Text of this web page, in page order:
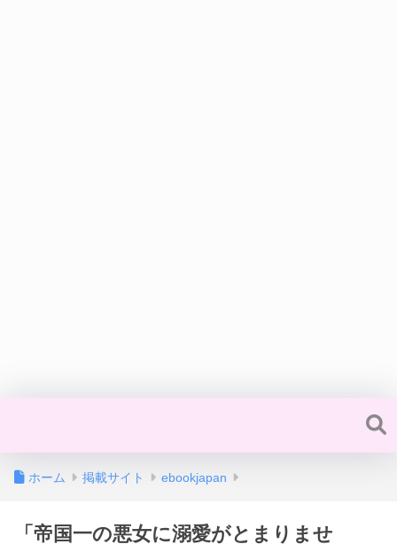
ホーム 掲載サイト ebookjapan
「帝国一の悪女に溺愛がとまりませ